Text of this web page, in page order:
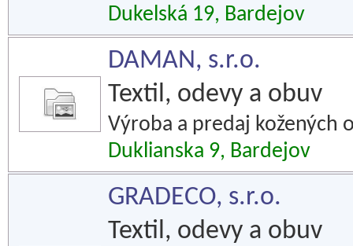
Dukelská 19, Bardejov
DAMAN, s.r.o.
Textil, odevy a obuv
Výroba a predaj kožených
Duklianska 9, Bardejov
GRADECO, s.r.o.
Textil, odevy a obuv